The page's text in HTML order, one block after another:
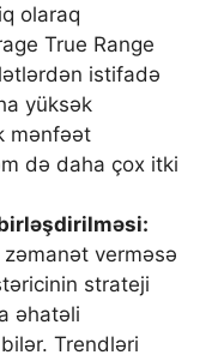
olaraq
True Range
istifadə
yüksək
mənfəət
də daha çox itki
verməsə
strateji
əhatəli
Trendləri